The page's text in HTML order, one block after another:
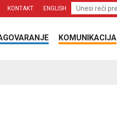
KONTAKT ENGLISH
KOMUNIKACIJA